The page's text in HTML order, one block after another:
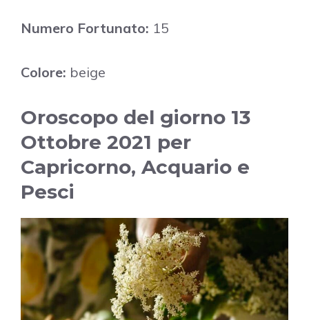
Numero Fortunato: 15
Colore: beige
Oroscopo del giorno 13
Ottobre 2021 per
Capricorno, Acquario e
Pesci